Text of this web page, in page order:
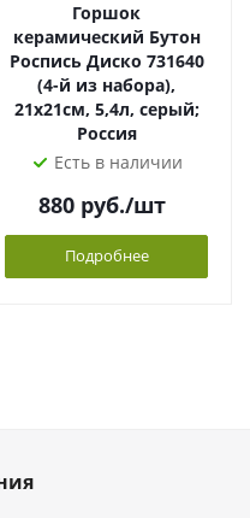
Горшок
керамический Бутон
Роспись Диско 731640
(4-й из набора),
21х21см, 5,4л, серый;
Россия
Есть в наличии
880 руб./шт
Подробнее